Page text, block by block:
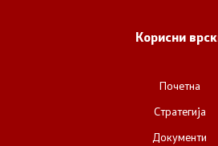
Корисни
Почетна
Стратегија
Документи